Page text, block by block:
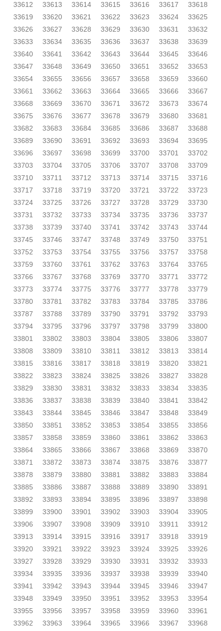
33612 33613 33614 33615 33616 33617
33618
33619
33620 33621 33622 33623 33624
33625
33626
33627 33628 33629 33630 33631
33632
33633
33634 33635 33636 33637 33638
33639
33640
33641 33642 33643 33644 33645
33646
33647
33648 33649 33650 33651 33652
33653
33654
33655 33656 33657 33658 33659
33660
33661
33662 33663 33664 33665 33666
33667
33668
33669 33670 33671 33672 33673
33674
33675
33676 33677 33678 33679 33680
33681
33682
33683 33684 33685 33686 33687
33688
33689
33690 33691 33692 33693 33694
33695
33696
33697 33698 33699 33700 33701
33702
33703
33704 33705 33706 33707 33708
33709
33710
33711 33712 33713 33714 33715
33716
33717
33718 33719 33720 33721 33722
33723
33724
33725 33726 33727 33728 33729
33730
33731
33732 33733 33734 33735 33736
33737
33738
33739 33740 33741 33742 33743
33744
33745
33746 33747 33748 33749 33750
33751
33752
33753 33754 33755 33756 33757
33758
33759
33760 33761 33762 33763 33764
33765
33766
33767 33768 33769 33770 33771
33772
33773
33774 33775 33776 33777 33778
33779
33780
33781 33782 33783 33784 33785
33786
33787
33788 33789 33790 33791 33792
33793
33794
33795 33796 33797 33798 33799
33800
33801
33802 33803 33804 33805 33806
33807
33808
33809 33810 33811 33812 33813
33814
33815
33816 33817 33818 33819 33820
33821
33822
33823 33824 33825 33826 33827
33828
33829
33830 33831 33832 33833 33834
33835
33836
33837 33838 33839 33840 33841
33842
33843
33844 33845 33846 33847 33848
33849
33850
33851 33852 33853 33854 33855
33856
33857
33858 33859 33860 33861 33862
33863
33864
33865 33866 33867 33868 33869
33870
33871
33872 33873 33874 33875 33876
33877
33878
33879 33880 33881 33882 33883
33884
33885
33886 33887 33888 33889 33890
33891
33892
33893 33894 33895 33896 33897
33898
33899
33900 33901 33902 33903 33904
33905
33906
33907 33908 33909 33910 33911
33912
33913
33914 33915 33916 33917 33918
33919
33920
33921 33922 33923 33924 33925
33926
33927
33928 33929 33930 33931 33932
33933
33934
33935 33936 33937 33938 33939
33940
33941
33942 33943 33944 33945 33946
33947
33948
33949 33950 33951 33952 33953
33954
33955
33956 33957 33958 33959 33960
33961
33962
33963 33964 33965 33966 33967
33968